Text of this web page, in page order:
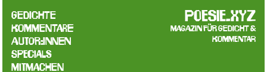
poesie.xyz
Magazin für Gedicht &
Kommentar
Gedichte
Kommentare
Autor:innen
Specials
Mitmachen